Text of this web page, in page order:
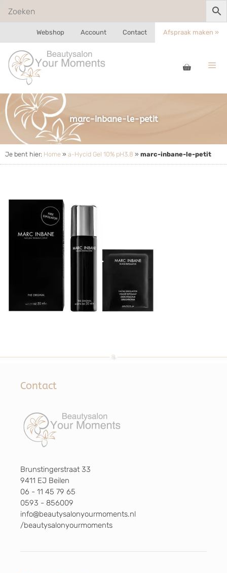
Webshop Account Contact Afspraak maken »
marc-inbane-le-petit
Je bent hier: Home » a-Hycid Gel 10% pH3.8 » marc-inbane-le-petit
Contact
Brunstingerstraat 33
9411 EJ Beilen
06 - 11 45 79 65
0593 - 856009
info@beautysalonyourmoments.nl
/beautysalonyourmoments